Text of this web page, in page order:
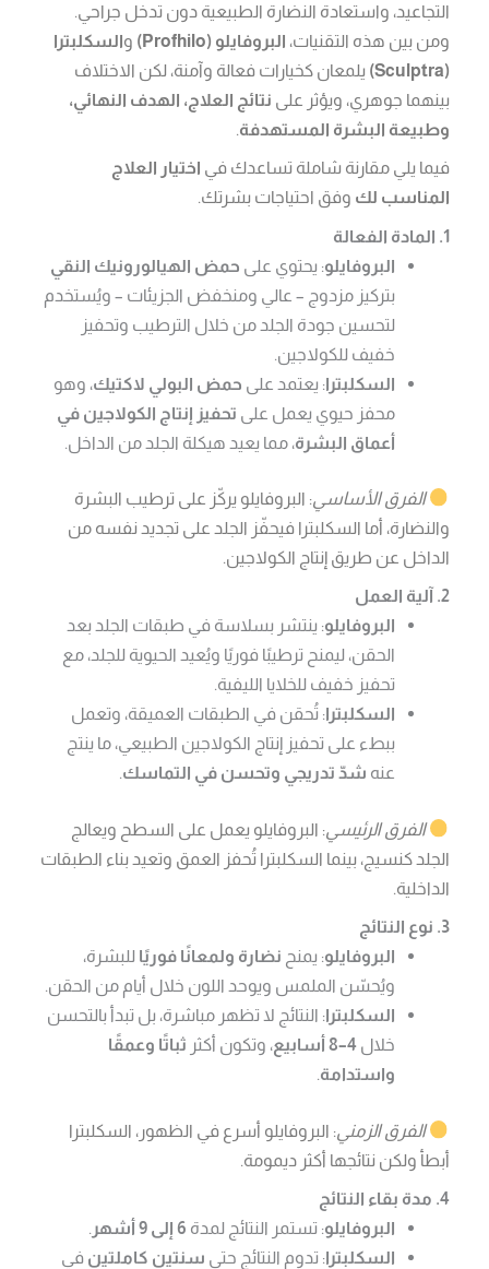
التجاعيد، واستعادة النضارة الطبيعية دون تدخل جراحي.
ومن بين هذه التقنيات، البروفايلو (Profhilo) والسكلبترا
(Sculptra)
يلمعان كخيارات فعالة وآمنة، لكن الاختلاف
بينهما جوهري، ويؤثر على نتائج العلاج، الهدف النهائي،
وطبيعة البشرة المستهدفة.
فيما يلي مقارنة شاملة تساعدك في اختيار العلاج
المناسب لك وفق احتياجات بشرتك.
1. المادة الفعالة
البروفايلو: يحتوي على حمض الهيالورونيك النقي
بتركيز مزدوج – عالي ومنخفض الجزيئات – ويُستخدم
لتحسين جودة الجلد من خلال الترطيب وتحفيز
خفيف للكولاجين.
السكلبترا: يعتمد على حمض البولي لاكتيك، وهو
محفز حيوي يعمل على تحفيز إنتاج الكولاجين في
أعماق البشرة، مما يعيد هيكلة الجلد من الداخل.
الفرق الأساسي: البروفايلو يركّز على ترطيب البشرة
والنضارة، أما السكلبترا فيحفّز الجلد على تجديد نفسه من
الداخل عن طريق إنتاج الكولاجين.
2. آلية العمل
البروفايلو: ينتشر بسلاسة في طبقات الجلد بعد
الحقن، ليمنح ترطيبًا فوريًا ويُعيد الحيوية للجلد، مع
تحفيز خفيف للخلايا الليفية.
السكلبترا: تُحقن في الطبقات العميقة، وتعمل
ببطء على تحفيز إنتاج الكولاجين الطبيعي، ما ينتج
عنه شدّ تدريجي وتحسن في التماسك.
الفرق الرئيسي: البروفايلو يعمل على السطح ويعالج
الجلد كنسيج، بينما السكلبترا تُحفز العمق وتعيد بناء الطبقات
الداخلية.
3. نوع النتائج
البروفايلو: يمنح نضارة ولمعانًا فوريًا للبشرة،
ويُحسّن الملمس ويوحد اللون خلال أيام من الحقن.
السكلبترا: النتائج لا تظهر مباشرة، بل تبدأ بالتحسن
خلال 4–8 أسابيع ، وتكون أكثر ثباتًا وعمقًا
واستدامة.
الفرق الزمني: البروفايلو أسرع في الظهور، السكلبترا
أبطأ ولكن نتائجها أكثر ديمومة.
4. مدة بقاء النتائج
البروفايلو: تستمر النتائج لمدة 6 إلى 9 أشهر
.
السكلبترا: تدوم النتائج حتى سنتين كاملتين في